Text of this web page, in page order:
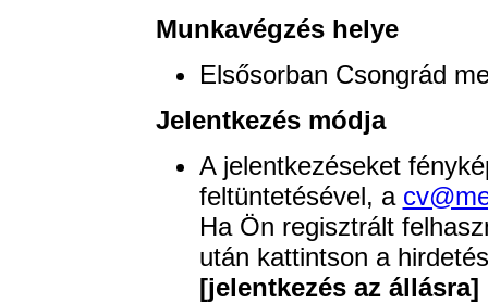
Munkavégzés helye
Elsősorban Csongrád
Jelentkezés módja
A jelentkezéseket
feltüntetésével, a
Ha Ön regisztrált
után kattintson a
[jelentkezés az állásra]